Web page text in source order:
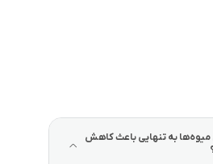
میوه‌ها به تنهایی باعث کاهش